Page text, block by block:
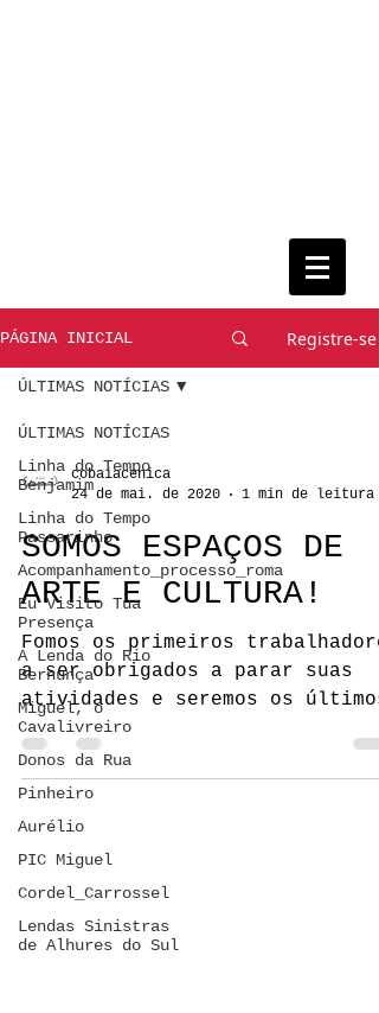
PÁGINA INICIAL Registre-se
ÚLTIMAS NOTÍCIAS
Linha do Tempo
Benjamim
Linha do Tempo
Passarinho
Acompanhamento_processo_roma
Eu Visito Tua
Presença
A Lenda do Rio
Bernunça
Miguel, o
Cavalivreiro
Donos da Rua
Pinheiro
Aurélio
PIC Miguel
Cordel_Carrossel
Lendas Sinistras
de Alhures do Sul
ÚLTIMAS NOTÍCIAS
cobaiacenica
24 de mai. de 2020
1 min de leitura
SOMOS ESPAÇOS DE
ARTE E CULTURA!
Fomos os primeiros
a ser obrigados a parar suas
atividades e seremos os últimos
a voltar! Somos muitos espaços
culturais...